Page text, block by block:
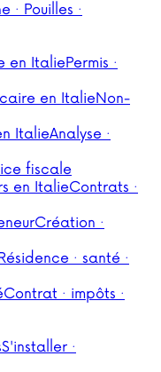
· Pouilles ·
en ItaliePermis ·
en ItalieNon-
ItalieAnalyse ·
fiscale
en ItalieContrats ·
Création ·
· santé ·
Contrat · impôts ·
S'installer ·